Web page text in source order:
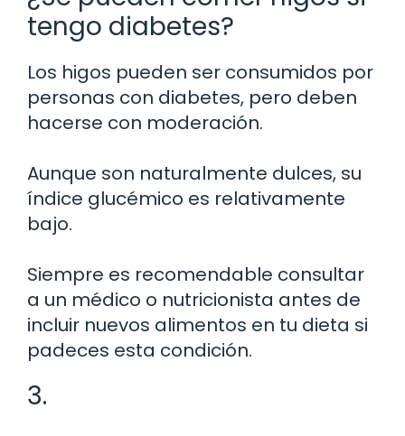
tengo diabetes?
Los higos pueden ser consumidos por
personas con diabetes, pero deben
hacerse con moderación.
Aunque son naturalmente dulces, su
índice glucémico es relativamente
bajo.
Siempre es recomendable consultar
a un médico o nutricionista antes de
incluir nuevos alimentos en tu dieta si
padeces esta condición.
3.